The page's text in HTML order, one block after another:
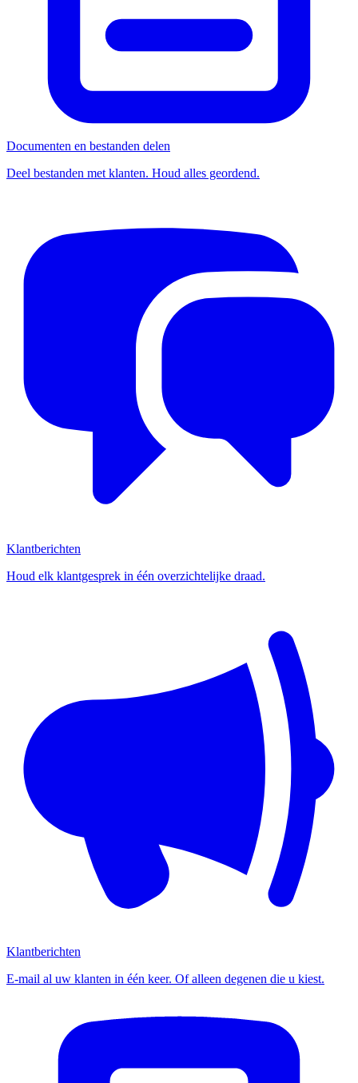
Documenten en bestanden delen
Deel bestanden met klanten. Houd alles geordend.
Klantberichten
Houd elk klantgesprek in één overzichtelijke draad.
Klantberichten
E-mail al uw klanten in één keer. Of alleen degenen die u kiest.